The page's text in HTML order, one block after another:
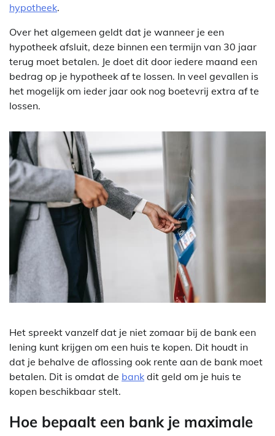
hypotheek.
Over het algemeen geldt dat je wanneer je een
hypotheek afsluit, deze binnen een termijn van 30 jaar
terug moet betalen. Je doet dit door iedere maand een
bedrag op je hypotheek af te lossen. In veel gevallen is
het mogelijk om ieder jaar ook nog boetevrij extra af te
lossen.
Het spreekt vanzelf dat je niet zomaar bij de bank een
lening kunt krijgen om een huis te kopen. Dit houdt in
dat je behalve de aflossing ook rente aan de bank moet
betalen. Dit is omdat de bank dit geld om je huis te
kopen beschikbaar stelt.
Hoe bepaalt een bank je maximale